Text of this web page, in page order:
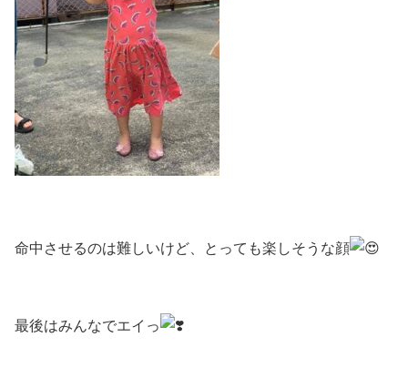
命中させるのは難しいけど、とっても楽しそうな顔
最後はみんなでエイっ